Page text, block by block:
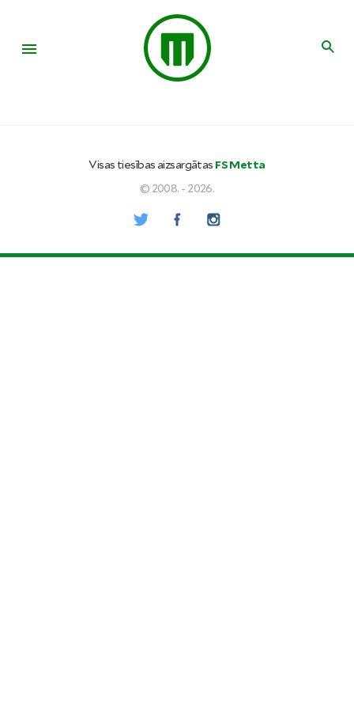
Visas tiesības aizsargātas FS Metta
© 2008. - 2026.